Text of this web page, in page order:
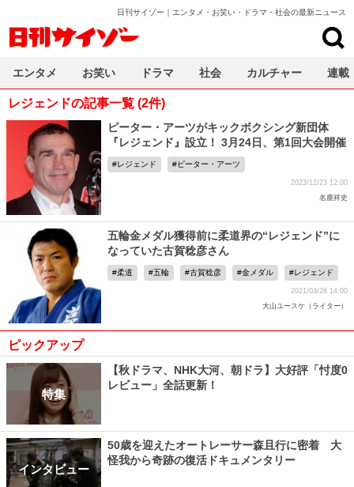
日刊サイゾー｜エンタメ・お笑い・ドラマ・社会の最新ニュース
レジェンドの記事一覧 (2件)
ピーター・アーツがキックボクシング新団体
『レジェンド』設立！ 3月24日、第1回大会開催
レジェンド ピーター・アーツ
2023/12/23 12:00
名鹿祥史
五輪金メダル獲得前に柔道界の“レジェンド”に
なっていた古賀稔彦さん
柔道 五輪 古賀稔彦 金メダル レジェンド
2021/03/28 14:00
大山ユースケ（ライター）
ピックアップ
特集
【秋ドラマ、NHK大河、朝ドラ】大好評「忖度0
レビュー」全話更新！
インタビュー
50歳を迎えたオートレーサー森且行に密着 大
怪我から奇跡の復活ドキュメンタリー
エンタメ お笑い ドラマ 社会 カルチャー 連載